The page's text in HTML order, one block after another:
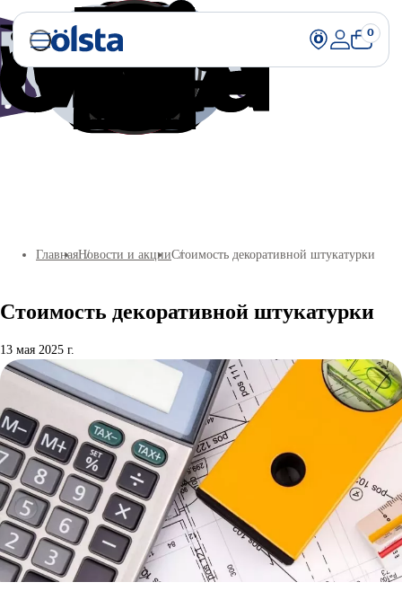
0
ГлавнаяНовости и акцииСтоимость декоративной штукатурки
13 мая 2025 г.
Стоимость декоративной штукатурки